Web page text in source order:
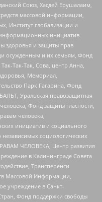
Союз, Хасдей Ерушалаим,
массовой информации,
Институт глобализации и
инициатив
здоровья и защиты прав
осужденным и их семьям, Фонд
Так-Так, Сова, центр Анна,
Мемориал,
Парк Гагарина, Фонд
Уральская правозащитная
Фонд защиты гласности,
человека,
инициатив и социального
независимых социологических
ЧЕЛОВЕКА, Центр развития
в Калининграде Совета
Трансперенси
Массовой Информации,
учреждение в Санкт-
Фонд поддержки свободы